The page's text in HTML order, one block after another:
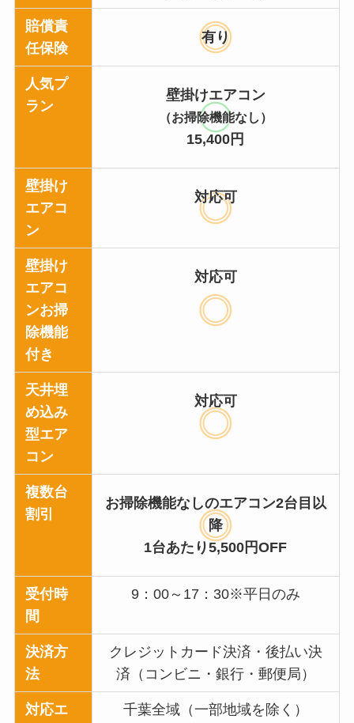
賠償責
任保険
有り
人気プ
ラン
壁掛けエアコン
（お掃除機能なし）
15,400円
壁掛け
エアコ
ン
対応可
壁掛け
エアコ
ンお掃
除機能
付き
対応可
天井埋
め込み
型エア
コン
対応可
複数台
割引
お掃除機能なしのエアコン2台目以
降
1台あたり5,500円OFF
受付時
間
9：00～17：30※平日のみ
決済方
法
クレジットカード決済・後払い決
済（コンビニ・銀行・郵便局）
対応エ
千葉全域（一部地域を除く）